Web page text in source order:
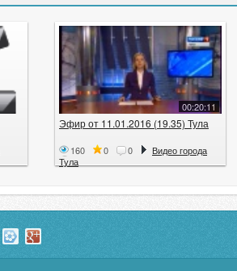
00:20:11
Эфир от 11.01.2016 (19.35) Тула
160 0 0
Видео города
Тула